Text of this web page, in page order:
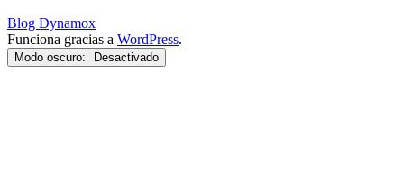
Blog Dynamox
Funciona gracias a WordPress.
Modo oscuro: